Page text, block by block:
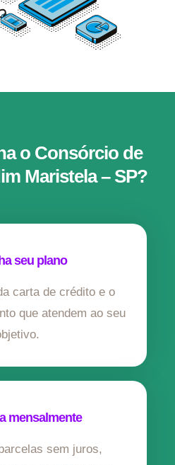
o Consórcio de
Maristela – SP?
seu plano
carta de crédito e o
que atendem ao seu
mensalmente
sem juros,